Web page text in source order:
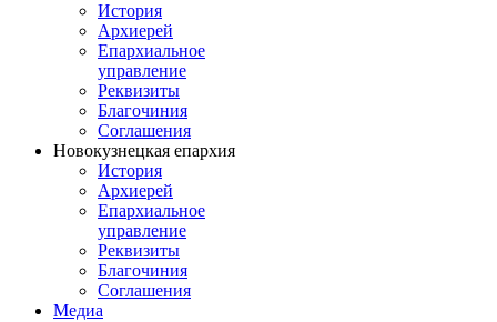
История
Архиерей
Епархиальное
управление
Реквизиты
Благочиния
Соглашения
Новокузнецкая епархия
История
Архиерей
Епархиальное
управление
Реквизиты
Благочиния
Соглашения
Медиа